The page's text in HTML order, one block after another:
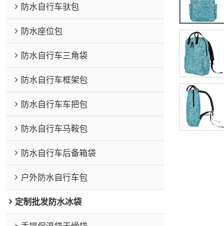
防水自行车驮包
防水座位包
防水自行车三角袋
防水自行车框架包
防水自行车车把包
防水自行车马鞍包
防水自行车后备箱袋
户外防水自行车包
定制批发防水冰袋